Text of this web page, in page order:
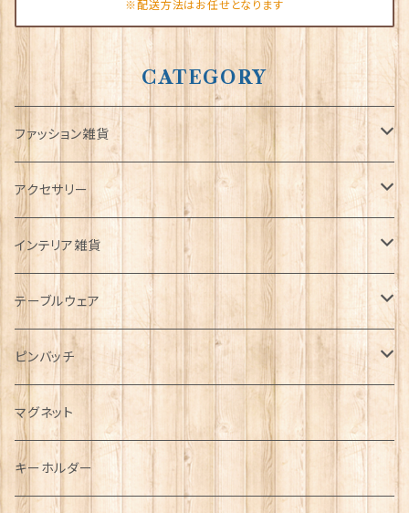
※配送方法はお任せとなります
CATEGORY
ファッション雑貨
タータンネクタイ
帽子
キャップ
ハンチング帽
キャスケット
ディアストーカー
ニット帽
Tシャツ
マフラー
タータン【Bronte by Moon】
タータン【Glencroft】
サッシュ
スカーフ
アクセサリー
ORTAK
ブローチ
ペンダント
チャーム
その他のアクセサリー
インテリア雑貨
インテリア置物
ラブスプーン
ラブスプーン【SION LLEWELLYN】
ラブスプーン【PAUL CURTIS】
ファブリック
テーブルウェア
ティータオル
ペーパーナプキン
ティーコジー
ピンバッチ
ジェネラルデザイン
乗り物
ミリタリー
マグネット
キーホルダー